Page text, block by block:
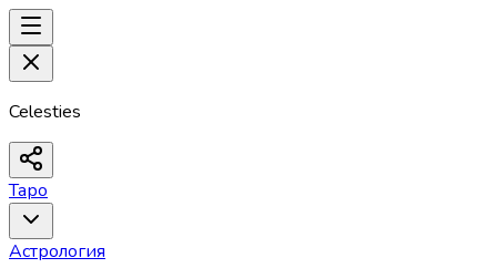
Celesties
Таро
Астрология